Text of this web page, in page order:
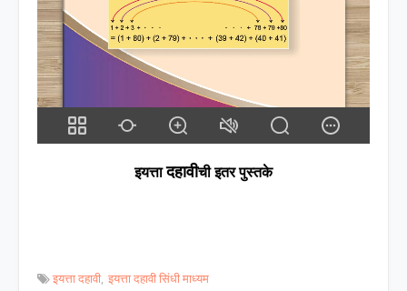
इयत्तादहावीची इतर पुस्तके
इयत्ता दहावी इयत्ता दहावी सिंधी माध्यम